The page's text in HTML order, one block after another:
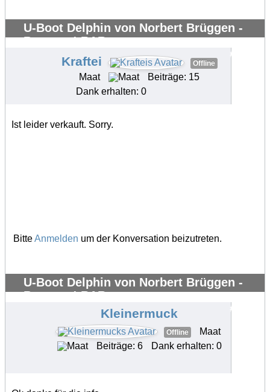
U-Boot Delphin von Norbert Brüggen -
Bausatz ! RAR
#35817
Kraftei Offline
Maat
Beiträge: 15
Dank erhalten: 0
Ist leider verkauft. Sorry.
BitteAnmelden um der Konversation beizutreten.
U-Boot Delphin von Norbert Brüggen -
Bausatz ! RAR
#35818
Kleinermuck
Offline
Maat
Beiträge: 6
Dank erhalten: 0